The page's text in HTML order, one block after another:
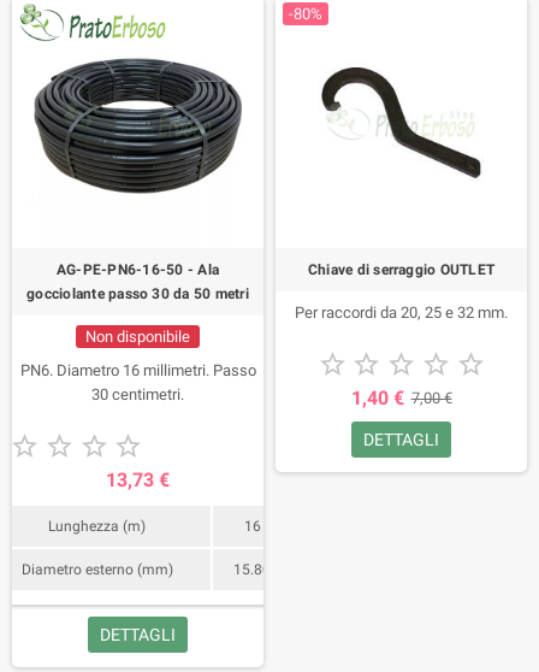
AG-PE-PN6-16-50 - Ala
gocciolante passo 30 da 50 metri
Non disponibile
PN6. Diametro 16 millimetri. Passo
30 centimetri.
   
13,73 €
Lunghezza (m) 16
Diametro esterno (mm) 15.80
DETTAGLI
-80%
Chiave di serraggio OUTLET
Per raccordi da 20, 25 e 32 mm.
    
1,40 € 7,00 €
DETTAGLI